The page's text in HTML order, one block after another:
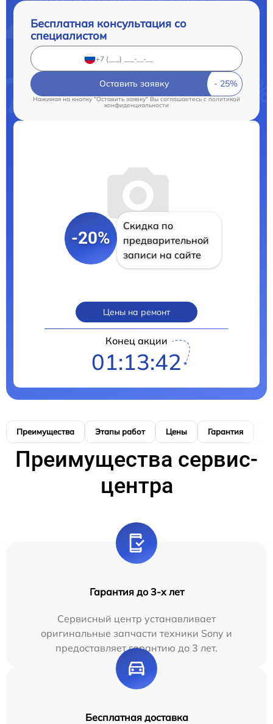
Бесплатная консультация со
специалистом
Оставить заявку
Нажимая на кнопку "Оставить заявку" Вы соглашаетесь cполитикой
конфиденциальности
-20%
Скидка по
предварительной
записи на сайте
Цены на ремонт
Конец акции
01:13:41
Преимущества Этапы работ Цены Гарантия
Преимущества сервис-
центра
Гарантия до 3-х лет
Сервисный центр устанавливает
оригинальные запчасти техники Sony и
предоставляет гарантию до 3 лет.
Бесплатная доставка